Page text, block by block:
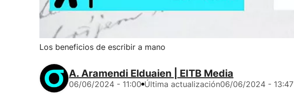
Los beneficios de escribir a mano
A. Aramendi Elduaien | EITB Media
06/06/2024 - 11:00 Última actualización06/06/2024 - 13:47